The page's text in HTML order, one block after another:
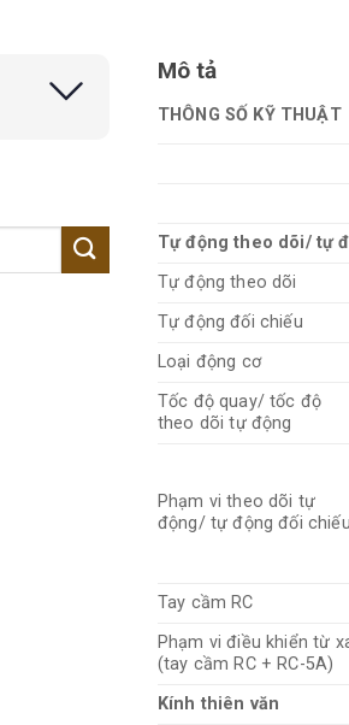
Mô tả
THÔNG SỐ KỸ THUẬT
Tự động theo dõi/ tự
Tự động theo dõi
Tự động đối chiếu
Loại động cơ
Tốc độ quay/ tốc độ
theo dõi tự động
Phạm vi theo dõi tự
động/ tự động đối chiếu
Tay cầm RC
Phạm vi điều khiển từ
(tay cầm RC + RC-5A)
Kính thiên văn